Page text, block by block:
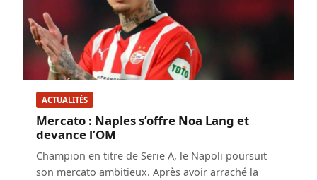
ACTUALITÉS
Mercato : Naples s’offre Noa Lang et
devance l’OM
Champion en titre de Serie A, le Napoli poursuit
son mercato ambitieux. Après avoir arraché la